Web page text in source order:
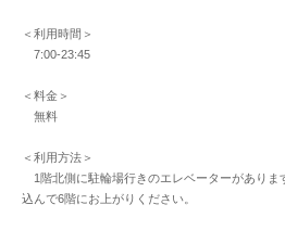
＜利用時間＞
7:00-23:45
＜料金＞
無料
＜利用方法＞
1階北側に駐輪場行きのエレベーターがありま
込んで6階にお上がりください。